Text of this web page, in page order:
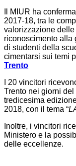
Il MIUR ha
2017-18, tra le
valorizzazione
riconoscimento alla
di studenti della
cimentarsi sui temi
Trento
I 20 vincitori
Trento nei giorni
tredicesima
2018, con il tema “
Inoltre, i vincitori
Ministero e la
delle eccellenze.